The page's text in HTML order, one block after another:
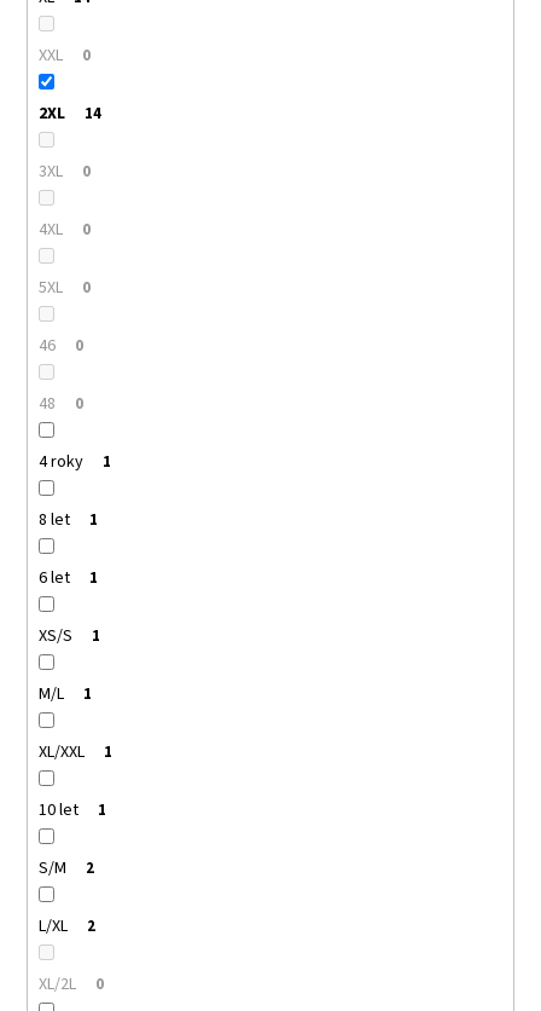
XXL 0
2XL 14
3XL 0
4XL 0
5XL 0
46 0
48 0
4 roky 1
8 let 1
6 let 1
XS/S 1
M/L 1
XL/XXL 1
10 let 1
S/M 2
L/XL 2
XL/2L 0